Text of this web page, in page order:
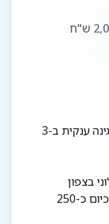
הנחה מיוחדת לזמן מוגבל! 2,095,000 ש"ח
בתים חד משפחתיים של 125 מ"ר עם גינה ענקית ב-3
בצפון
השומרון, הגדול ביותר בסביבתו, המונה כיום כ-250